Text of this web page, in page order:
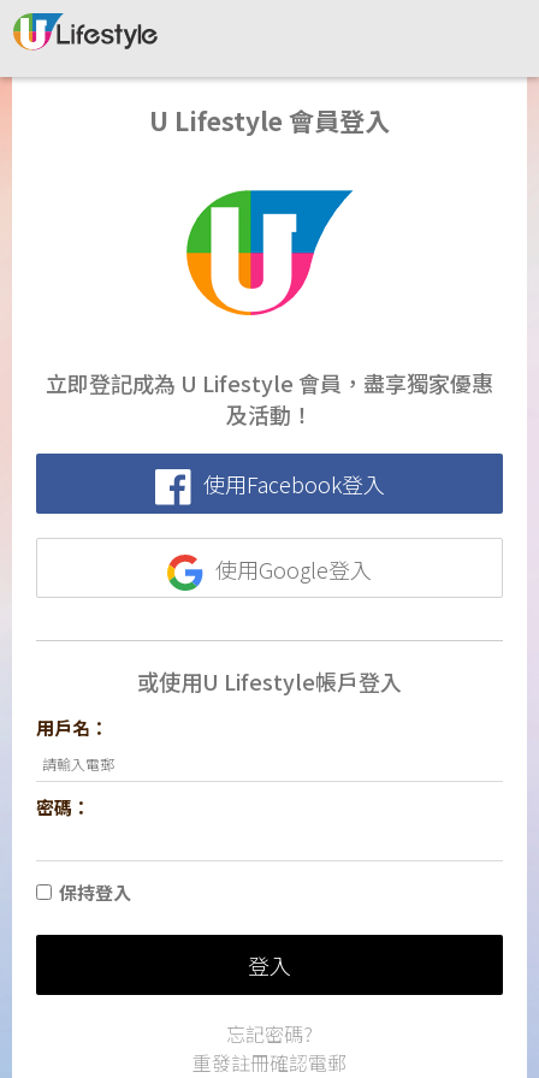
U Lifestyle 會員登入
立即登記成為 U Lifestyle 會員，盡享獨家優惠
及活動！
使用Facebook登入
使用Google登入
或使用U Lifestyle帳戶登入
用戶名：
密碼：
保持登入
登入
忘記密碼?
重發註冊確認電郵